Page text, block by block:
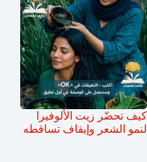
كيف تحضّر زيت الألوفيرا
لنمو الشعر وإيقاف تساقطه